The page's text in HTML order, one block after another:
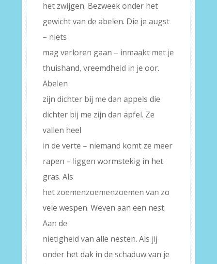
het zwijgen. Bezweek onder het
gewicht van de abelen. Die je augst
– niets
mag verloren gaan – inmaakt met je
thuishand, vreemdheid in je oor.
Abelen
zijn dichter bij me dan appels die
dichter bij me zijn dan äpfel. Ze
vallen heel
in de verte – niemand komt ze meer
rapen – liggen wormstekig in het
gras. Als
het zoemenzoemenzoemen van zo
vele wespen. Weven aan een nest.
Aan de
nietigheid van alle nesten. Als jij
onder het dak in de schaduw van je